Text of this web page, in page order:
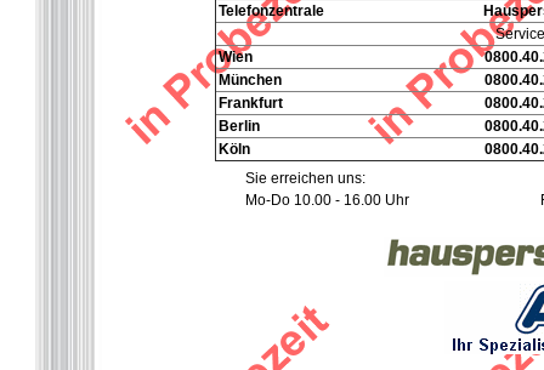
Telefonzentrale
Wien
München
Frankfurt
Berlin
Köln
Sie erreichen uns:
Mo-Do 10.00 - 16.00 Uhr